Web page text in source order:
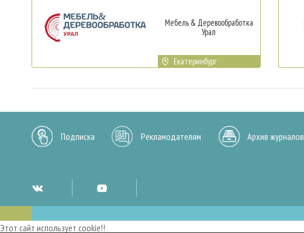
Мебель & Деревообработка
Урал
Екатеринбург
Подписка Рекламодателям Архив журналов
Этот сайт использует cookie!!